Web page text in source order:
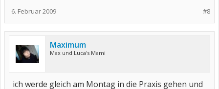
#8
6. Februar 2009
Maximum
Max und Luca's Mami
ich werde gleich am Montag in die Praxis gehen und